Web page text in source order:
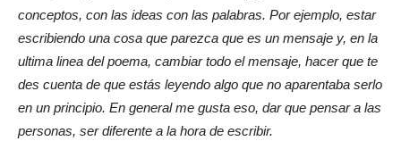
conceptos, con las ideas con las palabras. Por ejemplo, estar
escribiendo una cosa que parezca que es un mensaje y, en la
ultima linea del poema, cambiar todo el mensaje, hacer que te
des cuenta de que estás leyendo algo que no aparentaba serlo
en un principio. En general me gusta eso, dar que pensar a las
personas, ser diferente a la hora de escribir.